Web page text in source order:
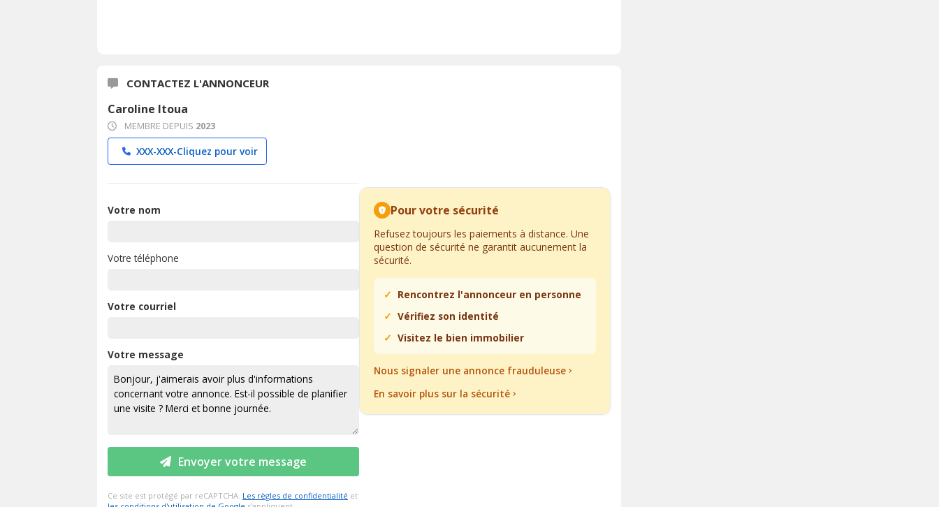
CONTACTEZ L'ANNONCEUR
Caroline Itoua
MEMBRE DEPUIS 2023
XXX-XXX-Cliquez pour voir
Votre nom
Votre téléphone
Votre courriel
Votre message
Envoyer votre message
Ce site est protégé par reCAPTCHA. Les règles de confidentialité et
Pour votre sécurité
Refusez toujours les paiements à distance. Une
question de sécurité ne garantit aucunement la
sécurité.
Rencontrez l'annonceur en personne
Vérifiez son identité
Visitez le bien immobilier
Nous signaler une annonce frauduleuse
En savoir plus sur la sécurité